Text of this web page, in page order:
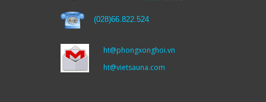
(028)66.822.524
ht@phongxonghoi.vn
ht@vietsauna.com